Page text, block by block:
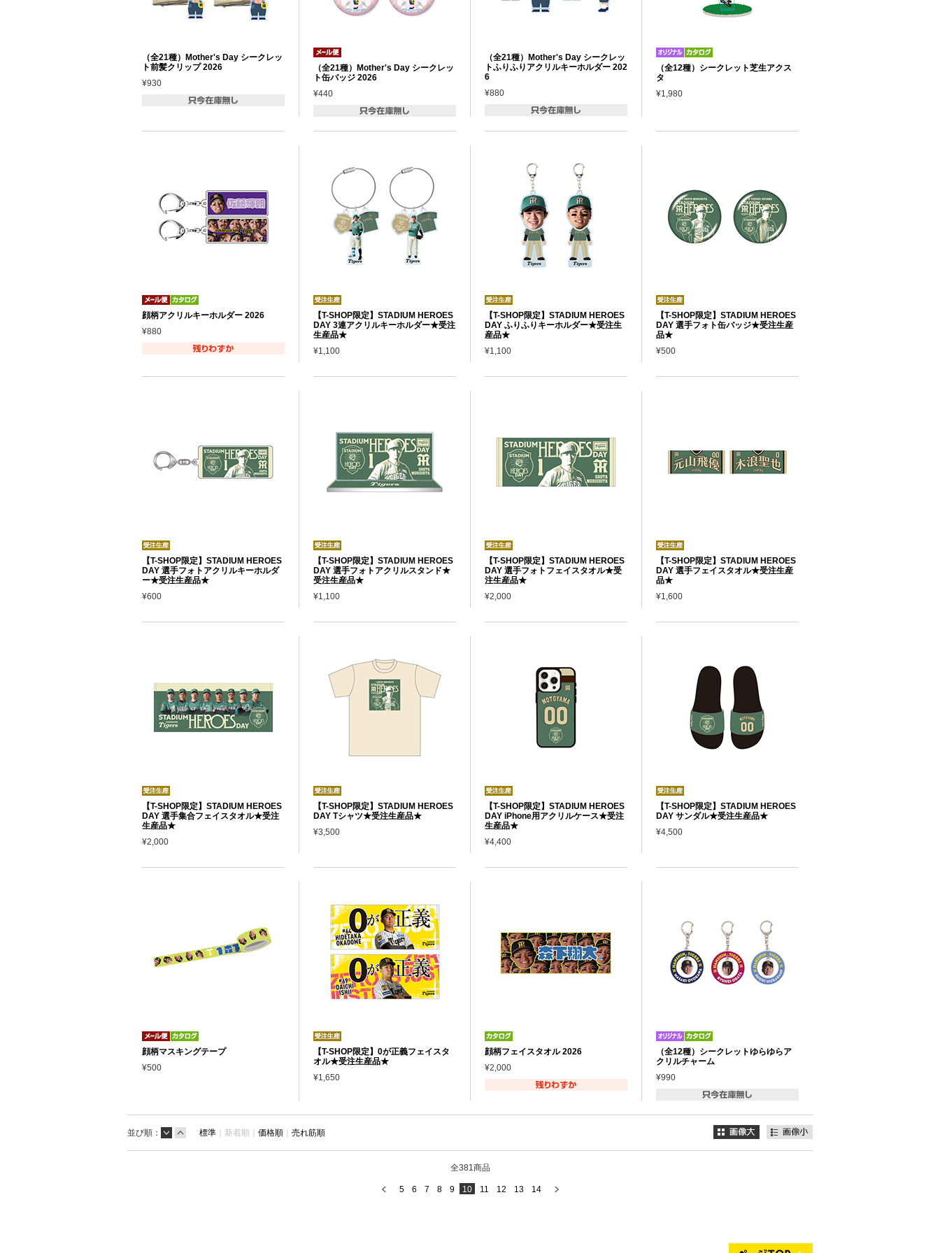
（全21種）Mother's Day シークレッ
ト前髪クリップ 2026
¥930
（全21種）Mother's Day シークレッ
ト缶バッジ 2026
¥440
（全21種）Mother's Day シークレッ
トふりふりアクリルキーホルダー 202
6
¥880
（全12種）シークレット芝生アクス
タ
¥1,980
顔柄アクリルキーホルダー 2026
¥880
【T-SHOP限定】STADIUM HEROES
DAY 3連アクリルキーホルダー★受注
生産品★
¥1,100
【T-SHOP限定】STADIUM HEROES
DAY ふりふりキーホルダー★受注生
産品★
¥1,100
【T-SHOP限定】STADIUM HEROES
DAY 選手フォト缶バッジ★受注生産
品★
¥500
【T-SHOP限定】STADIUM HEROES
DAY 選手フォトアクリルキーホルダ
ー★受注生産品★
¥600
【T-SHOP限定】STADIUM HEROES
DAY 選手フォトアクリルスタンド★
受注生産品★
¥1,100
【T-SHOP限定】STADIUM HEROES
DAY 選手フォトフェイスタオル★受
注生産品★
¥2,000
【T-SHOP限定】STADIUM HEROES
DAY 選手フェイスタオル★受注生産
品★
¥1,600
【T-SHOP限定】STADIUM HEROES
DAY 選手集合フェイスタオル★受注
生産品★
¥2,000
【T-SHOP限定】STADIUM HEROES
DAY Tシャツ★受注生産品★
¥3,500
【T-SHOP限定】STADIUM HEROES
DAY iPhone用アクリルケース★受注
生産品★
¥4,400
【T-SHOP限定】STADIUM HEROES
DAY サンダル★受注生産品★
¥4,500
顔柄マスキングテープ
¥500
【T-SHOP限定】0が正義フェイスタ
オル★受注生産品★
¥1,650
顔柄フェイスタオル 2026
¥2,000
（全12種）シークレットゆらゆらア
クリルチャーム
¥990
並び順： 標準 ｜ 新着順｜ 価格順 ｜ 売れ筋順
全381商品
5 6 7 8 9 10 11 12 13 14